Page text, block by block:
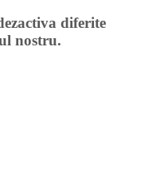
diferite
nostru.